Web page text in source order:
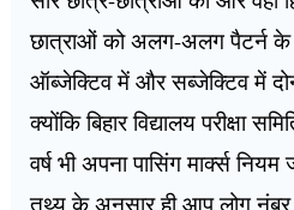
छात्राओं को अलग-अलग पैटर्न के
ऑब्जेक्टिव में और सब्जेक्टिव में
क्योंकि बिहार विद्यालय परीक्षा
वर्ष भी अपना पासिंग मार्क्स नियम
तथ्य के अनुसार ही आप लोग नंबर